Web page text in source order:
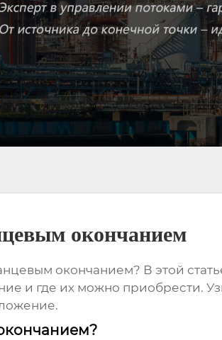
окончанием
окончанием? В этой
и где их можно приобрести.